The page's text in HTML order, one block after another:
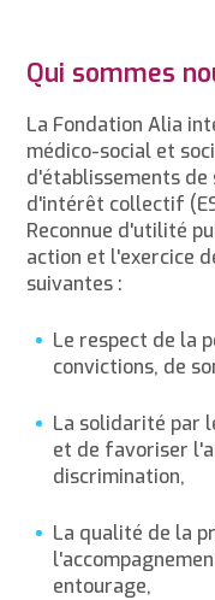
Qui sommes
La Fondation Alia
médico-social et
d'établissements de
d'intérêt collectif
Reconnue d'utilité
action et l'exercice
suivantes :
Le respect de la
convictions, de
La solidarité par
et de favoriser
discrimination,
La qualité de la
entourage,